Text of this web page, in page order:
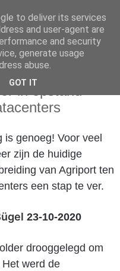
in opstand
is genoeg! Voor veel
zijn de huidige
van Agriport ten
een stap te ver.
23-10-2020
drooggelegd om
werd de
to deliver its services
and user-agent are
and security
generate usage
abuse.
GOT IT